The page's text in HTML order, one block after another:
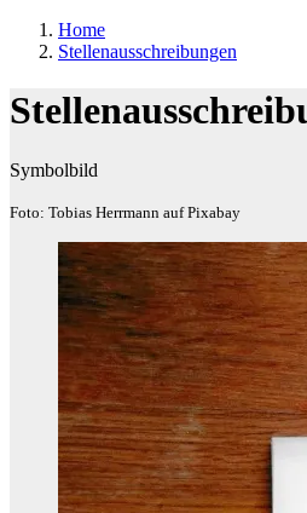
Home
Stellenausschreibungen
Symbolbild
Foto: Tobias Herrmann auf Pixabay